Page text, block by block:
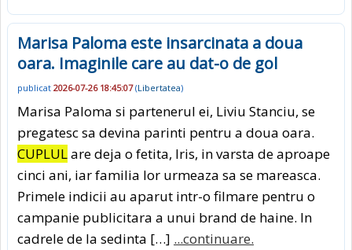
Marisa Paloma este insarcinata a doua
oara. Imaginile care au dat-o de gol
publicat 2026-07-26 18:45:07(Libertatea)
Marisa Paloma si partenerul ei, Liviu Stanciu, se
pregatesc sa devina parinti pentru a doua oara.
CUPLULare deja o fetita, Iris, in varsta de aproape
cinci ani, iar familia lor urmeaza sa se mareasca.
Primele indicii au aparut intr-o filmare pentru o
campanie publicitara a unui brand de haine. In
cadrele de la sedinta […] ...continuare.